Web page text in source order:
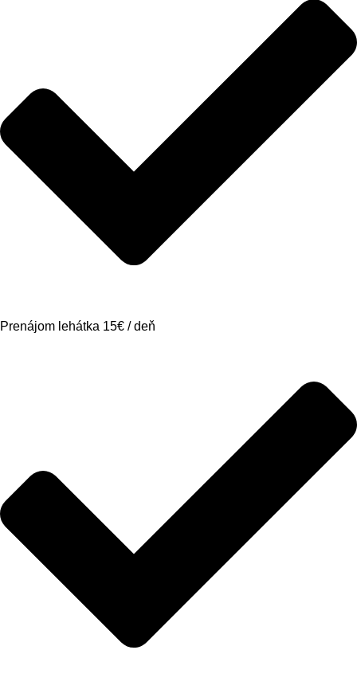
Prenájom lehátka 15€ / deň